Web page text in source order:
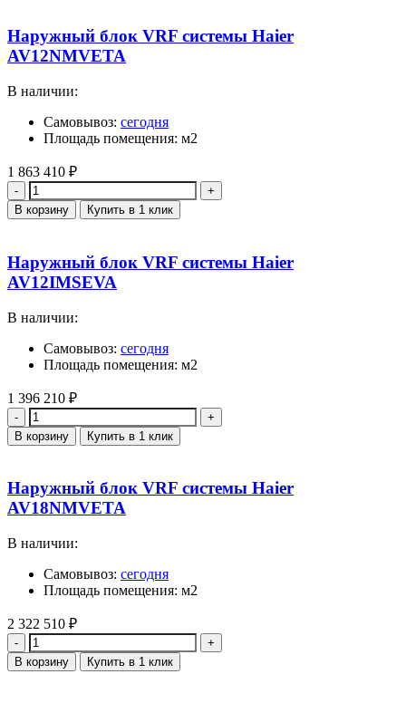
Наружный блок VRF системы Haier
AV12NMVETA
В наличии:
Самовывоз: сегодня
Площадь помещения: м2
1 863 410 ₽
Количество
В корзину Купить в 1 клик
Наружный блок VRF системы Haier
AV12IMSEVA
В наличии:
Самовывоз: сегодня
Площадь помещения: м2
1 396 210 ₽
Количество
В корзину Купить в 1 клик
Наружный блок VRF системы Haier
AV18NMVETA
В наличии:
Самовывоз: сегодня
Площадь помещения: м2
2 322 510 ₽
Количество
В корзину Купить в 1 клик